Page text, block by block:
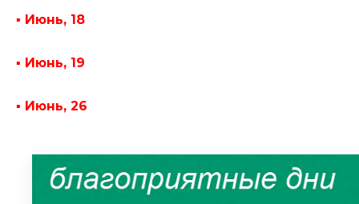
▪ Июнь, 18
▪ Июнь, 19
▪ Июнь, 26